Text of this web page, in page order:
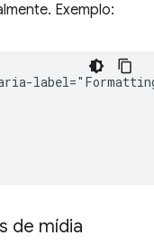
Exemplo:
de mídia